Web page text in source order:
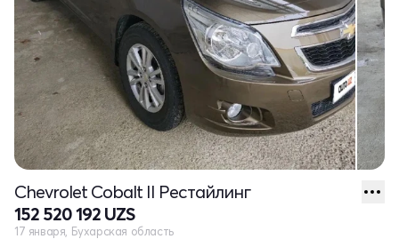
Chevrolet Cobalt II Рестайлинг
152 520 192 UZS
17 января, Бухарская область